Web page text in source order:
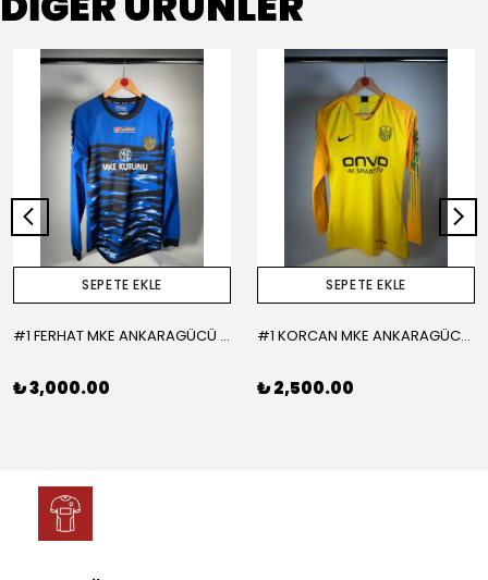
SEPETE EKLE
#1 FERHAT MKE ANKARAGÜCÜ 2015-2016 KALECİ - LARGE
₺ 3,000.00
SEPETE EKLE
#1 KORCAN MKE ANKARAGÜCÜ 2019-2020 KALECİ - MEDIUM
₺ 2,500.00